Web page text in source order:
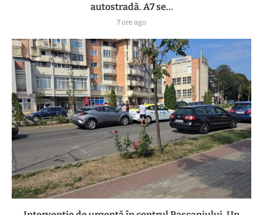
autostradă. A7 se...
7 ore ago